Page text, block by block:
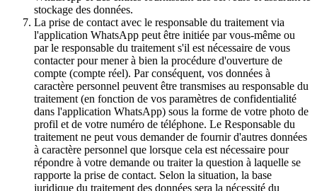
stockage des données.
La prise de contact avec le responsable du traitement via
l'application WhatsApp peut être initiée par vous-même ou
par le responsable du traitement s'il est nécessaire de vous
contacter pour mener à bien la procédure d'ouverture de
compte (compte réel). Par conséquent, vos données à
caractère personnel peuvent être transmises au responsable du
traitement (en fonction de vos paramètres de confidentialité
dans l'application WhatsApp) sous la forme de votre photo de
profil et de votre numéro de téléphone. Le Responsable du
traitement ne peut vous demander de fournir d'autres données
à caractère personnel que lorsque cela est nécessaire pour
répondre à votre demande ou traiter la question à laquelle se
rapporte la prise de contact. Selon la situation, la base
juridique du traitement des données sera la nécessité du